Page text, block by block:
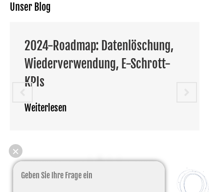
Unser Blog
Schrott-
Ab 01.01.2025: Neue
gefährlichen
✕